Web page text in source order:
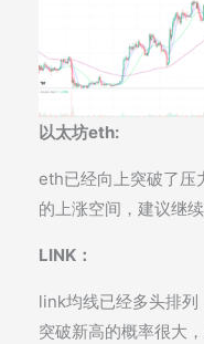
以太坊eth:
eth已经向上突破了压
的上涨空间，建议继续
LINK：
link均线已经多头排列
突破新高的概率很大